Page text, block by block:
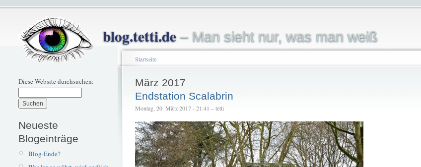
blog.tetti.de– Man sieht nur, was man weiß
Diese Website durchsuchen:
Neueste
Blogeinträge
Blog-Ende?
Startseite
März 2017
Endstation Scalabrin
Montag, 20. März 2017 - 21:41 – tetti